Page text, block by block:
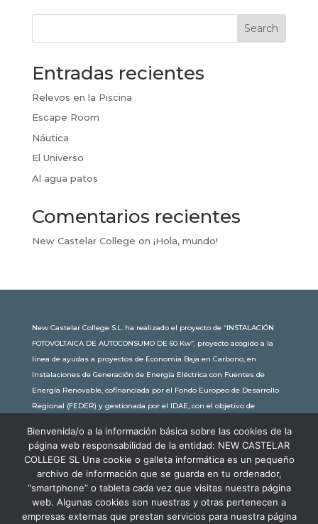
Search
Entradas recientes
Relevos en la Piscina
Escape Room
Náutica
El Universo
Al agua patos
Comentarios recientes
New Castelar College on ¡Hola, mundo!
New Castelar College S.L. ha realizado el proyecto de “INSTALACIÓN
FOTOVOLTAICA DE AUTOCONSUMO DE 60 Kw”, proyecto acogido a la
línea de ayudas a proyectos de Economía Baja en Carbono, en
Instalaciones de Generación de Energía Eléctrica con Fuentes de
Energía Renovable, cofinanciada por el Fondo Europeo de Desarrollo
Regional (FEDER) y gestionada por el IDAE, con el objetivo de
subvención de 30.245,63€. Con una potencia instalada de 60kW, la
comunidad educativa de New Castelar ahorra al planeta 34,79
toneladas de CO2 al año, lo que equivale a recorrer 116.677 km en coche
o plantar 116 árboles al año.
Bienvenida/o a la información básica sobre las cookies de la
página web responsabilidad de la entidad: NEW CASTELAR
COLLEGE SL Una cookie o galleta informática es un pequeño
archivo de información que se guarda en tu ordenador,
“smartphone” o tableta cada vez que visitas nuestra página
web. Algunas cookies son nuestras y otras pertenecen a
empresas externas que prestan servicios para nuestra página